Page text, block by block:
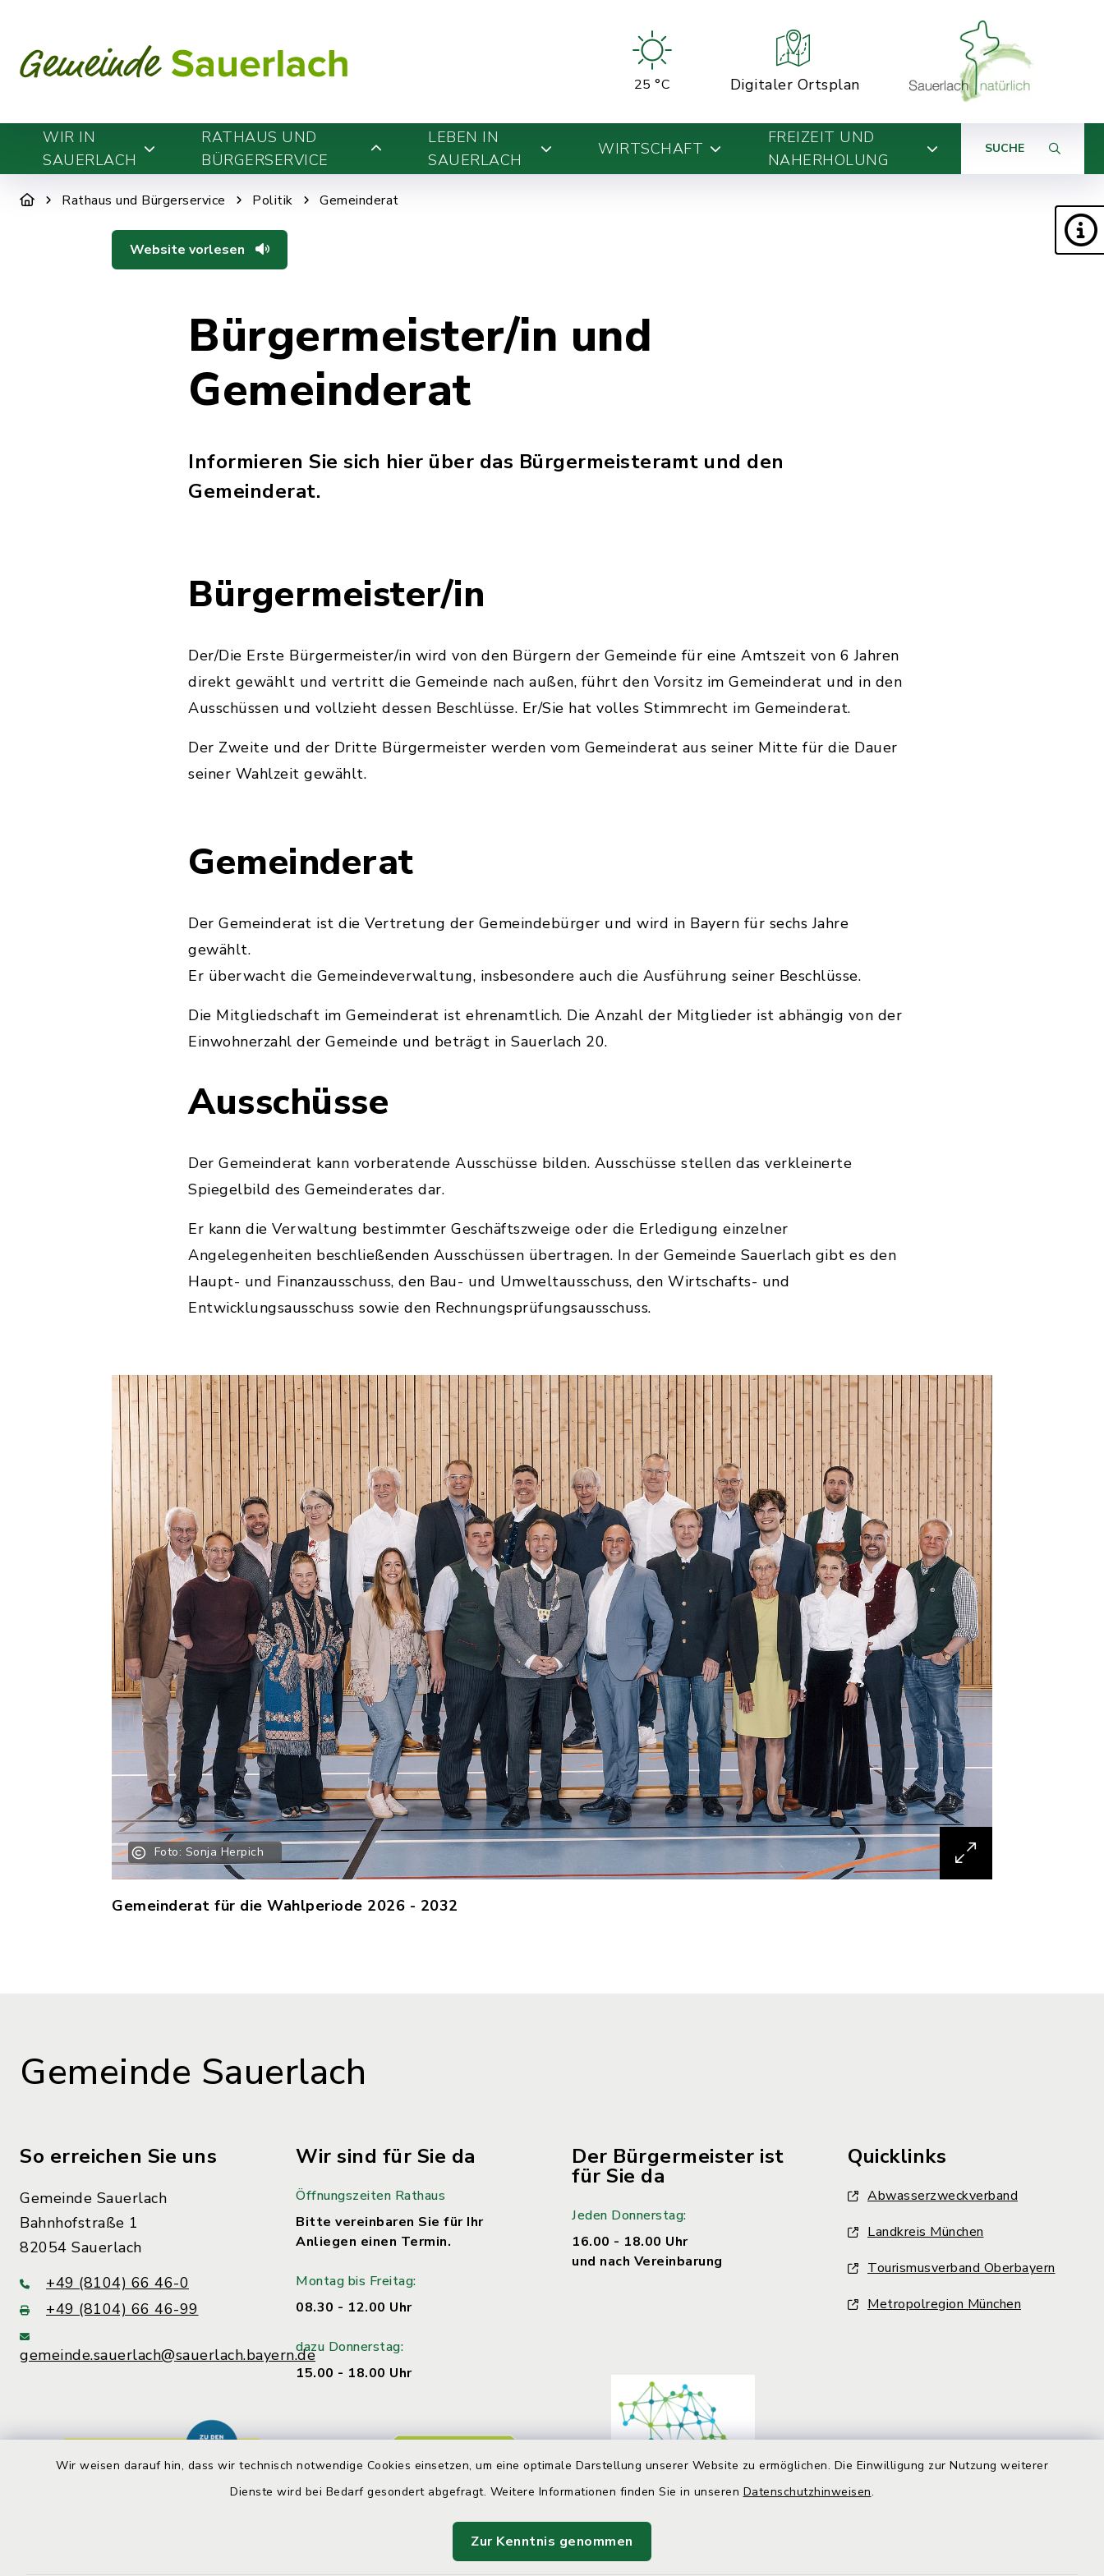
Wir weisen darauf hin, dass wir technisch notwendige Cookies einsetzen, um eine optimale Darstellung unserer Website zu ermöglichen. Die Einwilligung zur Nutzung weiterer
Dienste wird bei Bedarf gesondert abgefragt. Weitere Informationen finden Sie in unseren Datenschutzhinweisen.
Zur Kenntnis genommen
25 °C Digitaler Ortsplan
WIR IN
SAUERLACH
RATHAUS UND
BÜRGERSERVICE
LEBEN IN
SAUERLACH
WIRTSCHAFT
FREIZEIT UND
NAHERHOLUNG
SUCHE
Rathaus und Bürgerservice Politik Gemeinderat
Website vorlesen
Bürgermeister/in und
Gemeinderat
Informieren Sie sich hier über das Bürgermeisteramt und den
Gemeinderat.
Bürgermeister/in
Der/Die Erste Bürgermeister/in wird von den Bürgern der Gemeinde für eine Amtszeit von 6 Jahren
direkt gewählt und vertritt die Gemeinde nach außen, führt den Vorsitz im Gemeinderat und in den
Ausschüssen und vollzieht dessen Beschlüsse. Er/Sie hat volles Stimmrecht im Gemeinderat.
Der Zweite und der Dritte Bürgermeister werden vom Gemeinderat aus seiner Mitte für die Dauer
seiner Wahlzeit gewählt.
Gemeinderat
Der Gemeinderat ist die Vertretung der Gemeindebürger und wird in Bayern für sechs Jahre
gewählt.
Er überwacht die Gemeindeverwaltung, insbesondere auch die Ausführung seiner Beschlüsse.
Die Mitgliedschaft im Gemeinderat ist ehrenamtlich. Die Anzahl der Mitglieder ist abhängig von der
Einwohnerzahl der Gemeinde und beträgt in Sauerlach 20.
Ausschüsse
Der Gemeinderat kann vorberatende Ausschüsse bilden. Ausschüsse stellen das verkleinerte
Spiegelbild des Gemeinderates dar.
Er kann die Verwaltung bestimmter Geschäftszweige oder die Erledigung einzelner
Angelegenheiten beschließenden Ausschüssen übertragen. In der Gemeinde Sauerlach gibt es den
Haupt- und Finanzausschuss, den Bau- und Umweltausschuss, den Wirtschafts- und
Entwicklungsausschuss sowie den Rechnungsprüfungsausschuss.
Foto: Sonja Herpich
Gemeinderat für die Wahlperiode 2026 - 2032
Gemeinde Sauerlach
So erreichen Sie uns
Gemeinde Sauerlach
Bahnhofstraße 1
82054 Sauerlach
+49 (8104) 66 46-0
+49 (8104) 66 46-99
gemeinde.sauerlach@sauerlach.bayern.de
Wir sind für Sie da
Öffnungszeiten Rathaus
Bitte vereinbaren Sie für Ihr
Anliegen einen Termin.
Montag bis Freitag:
08.30 - 12.00 Uhr
dazu Donnerstag:
15.00 - 18.00 Uhr
Der Bürgermeister ist
für Sie da
Jeden Donnerstag:
16.00 - 18.00 Uhr
und nach Vereinbarung
Quicklinks
Abwasserzweckverband
Landkreis München
Tourismusverband Oberbayern
Metropolregion München